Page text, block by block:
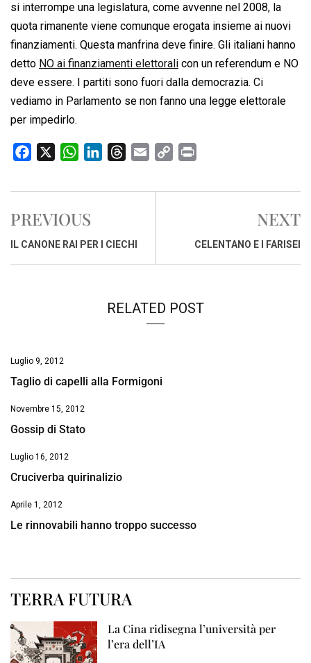
si interrompe una legislatura, come avvenne nel 2008, la
quota rimanente viene comunque erogata insieme ai nuovi
finanziamenti. Questa manfrina deve finire. Gli italiani hanno
detto NO ai finanziamenti elettorali con un referendum e NO
deve essere. I partiti sono fuori dalla democrazia. Ci
vediamo in Parlamento se non fanno una legge elettorale
per impedirlo.
c
b
o
W
a
s
A
n
d
r
d
a
p
i
PREVIOUS
IL CANONE RAI PER I CIECHI
NEXT
CELENTANO E I FARISEI
RELATED POST
Luglio 9, 2012
Taglio di capelli alla Formigoni
Novembre 15, 2012
Gossip di Stato
Luglio 16, 2012
Cruciverba quirinalizio
Aprile 1, 2012
Le rinnovabili hanno troppo successo
TERRA FUTURA
La Cina ridisegna l’università per
l’era dell’IA